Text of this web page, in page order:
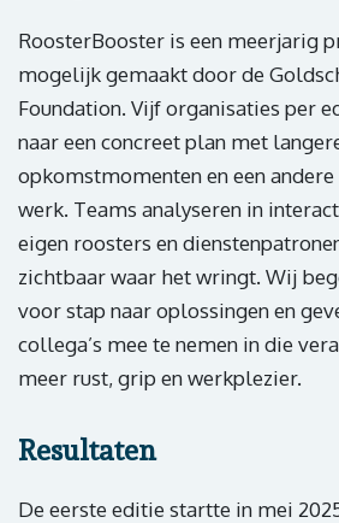
RoosterBooster is een meerjarig
mogelijk gemaakt door de
Foundation. Vijf organisaties per
naar een concreet plan met
opkomstmomenten en een
werk. Teams analyseren in
eigen roosters en
zichtbaar waar het wringt. Wij
voor stap naar oplossingen en
collega’s mee te nemen in die
meer rust, grip en werkplezier.
Resultaten
De eerste editie startte in mei